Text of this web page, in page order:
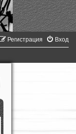
Вход
Регистрация